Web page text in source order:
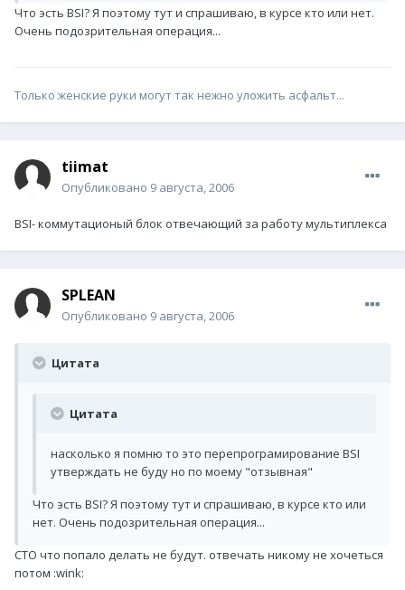
Что эсть BSI? Я поэтому тут и спрашиваю, в курсе кто или нет.
Очень подозрительная операция...
Только женские руки могут так нежно уложить асфальт...
tiimat
Опубликовано 9 августа, 2006
BSI- коммутационый блок отвечающий за работу мультиплекса
SPLEAN
Опубликовано 9 августа, 2006
Цитата
Цитата
насколько я помню то это перепрограмирование BSI
утверждать не буду но по моему "отзывная"
Что эсть BSI? Я поэтому тут и спрашиваю, в курсе кто или
нет. Очень подозрительная операция...
СТО что попало делать не будут. отвечать никому не хочеться
потом :wink: